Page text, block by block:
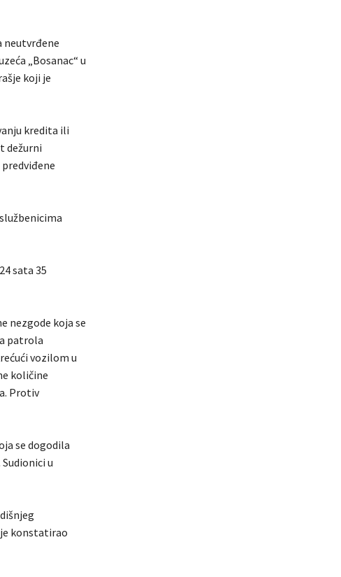
neutvrđene
„Bosanac“ u
koji je
kredita ili
dežurni
sata 35
nezgode koja se
patrola
vozilom u
količine
Protiv
se dogodila
u
konstatirao